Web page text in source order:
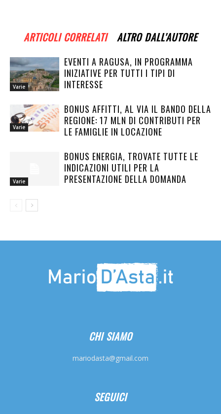
ARTICOLI CORRELATI ALTRO DALL'AUTORE
Varie
EVENTI A RAGUSA, IN PROGRAMMA
INIZIATIVE PER TUTTI I TIPI DI
INTERESSE
Varie
BONUS AFFITTI, AL VIA IL BANDO DELLA
REGIONE: 17 MLN DI CONTRIBUTI PER
LE FAMIGLIE IN LOCAZIONE
Varie
BONUS ENERGIA, TROVATE TUTTE LE
INDICAZIONI UTILI PER LA
PRESENTAZIONE DELLA DOMANDA
CHI SIAMO
mariodasta@gmail.com
SEGUICI